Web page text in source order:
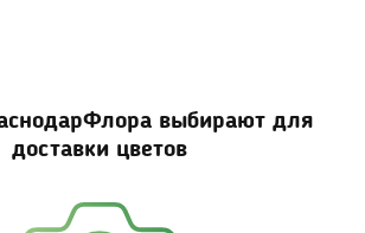
выбирают для
доставки цветов